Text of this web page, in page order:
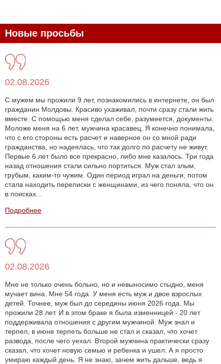
Новые просьбы
02.08.2026
С мужем мы прожили 9 лет, познакомились в интернете, он был
гражданин Молдовы. Красиво ухаживал, почти сразу стали жить
вместе. С помощью меня сделал себе, разумеется, документы.
Моложе меня на 6 лет, мужчина красавец. Я конечно понимала,
что с его стороны есть расчет и наверное он со мной ради
гражданства, но надеялась, что так долго по расчету не живут.
Первые 6 лет было все прекрасно, либо мне казалось. Три года
назад отношения стали сильно портиться. Муж стал злым,
грубым, каким-то чужим. Один период играл на деньги, потом
стала находить переписки с женщинами, из чего поняла, что он
в поисках...
Подробнее
02.08.2026
Мне не только очень больно, но и невыносимо стыдно, меня
мучает вина. Мне 54 года. У меня есть муж и двое взрослых
детей. Точнее, муж был до середины июня 2026 года. Мы
прожили 28 лет. И в этом браке я была изменницей - 20 лет
поддерживала отношения с другим мужчиной. Муж знал и
терпел, в июне терпеть больше не стал и сказал, что хочет
развода, после чего уехал. Второй мужчина практически сразу
сказал, что хочет новую семью и ребенка и ушел. А я просто
умираю каждый день. Я не знаю, зачем жить дальше, ведь я